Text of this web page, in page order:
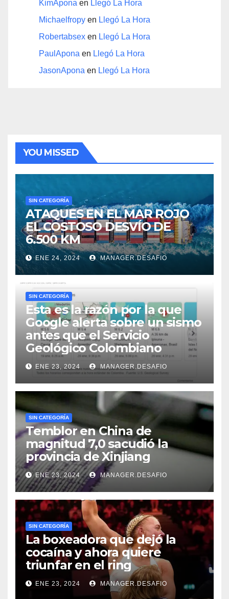
KimApona en Llegó La Hora
Michaelfropy en Llegó La Hora
Robertabsex en Llegó La Hora
PaulApona en Llegó La Hora
JasonApona en Llegó La Hora
YOU MISSED
SIN CATEGORÍA
ATAQUES EN EL MAR ROJO
EL COSTOSO DESVÍO DE
6.500 KM
ENE 24, 2024 MANAGER.DESAFIO
SIN CATEGORÍA
Esta es la razón por la que
Google alerta sobre un sismo
antes que el Servicio
Geológico Colombiano
ENE 23, 2024 MANAGER.DESAFIO
SIN CATEGORÍA
Temblor en China de
magnitud 7,0 sacudió la
provincia de Xinjiang
ENE 23, 2024 MANAGER.DESAFIO
SIN CATEGORÍA
La boxeadora que dejó la
cocaína y ahora quiere
triunfar en el ring​
ENE 23, 2024 MANAGER.DESAFIO